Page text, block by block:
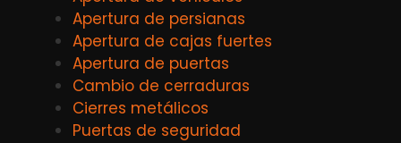
Apertura de persianas
Apertura de cajas fuertes
Apertura de puertas
Cambio de cerraduras
Cierres metálicos
Puertas de seguridad